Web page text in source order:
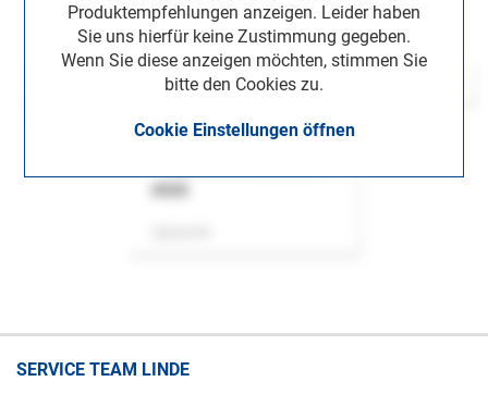
Produktempfehlungen anzeigen. Leider haben
Sie uns hierfür keine Zustimmung gegeben.
Wenn Sie diese anzeigen möchten, stimmen Sie
bitte den Cookies zu.
Cookie Einstellungen öffnen
SERVICE TEAM LINDE